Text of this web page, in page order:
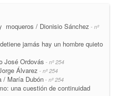
moqueros / Dionisio Sánchez - nº
jamás hay un hombre quieto
José Ordovás - nº 254
Álvarez - nº 254
/ María Dubón - nº 254
una cuestión de continuidad